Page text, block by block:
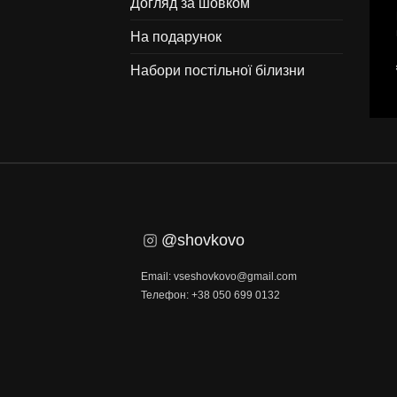
Догляд за шовком
На подарунок
Набори постільної білизни
@shovkovo
Email: vseshovkovo@gmail.com
Телефон: +38 050 699 0132